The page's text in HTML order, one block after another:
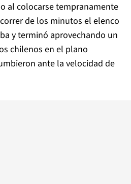
al colocarse tempranamente
de los minutos el elenco
y terminó aprovechando un
chilenos en el plano
ante la velocidad de